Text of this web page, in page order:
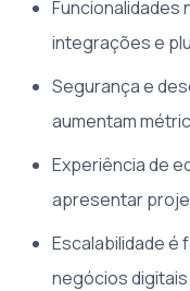
Funcionalidades
integrações e
Segurança e
aumentam
Experiência de
apresentar
Escalabilidade
negócios